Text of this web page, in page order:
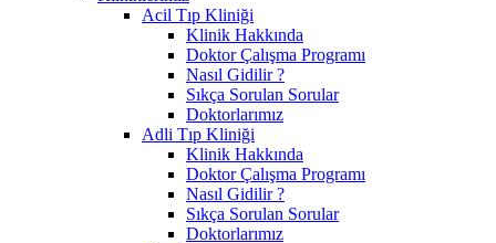
Acil Tıp Kliniği
Klinik Hakkında
Doktor Çalışma Programı
Nasıl Gidilir ?
Sıkça Sorulan Sorular
Doktorlarımız
Adli Tıp Kliniği
Klinik Hakkında
Doktor Çalışma Programı
Nasıl Gidilir ?
Sıkça Sorulan Sorular
Doktorlarımız